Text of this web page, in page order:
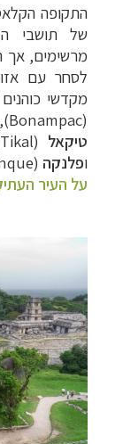
התקופה
של תושבי
מרשימים, אך
לסחר עם
מקדשי
(
Bonampac
),
טיקאל (
Tikal
ופלנקה (
על העיר